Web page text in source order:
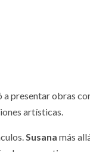
presentar obras
artísticas.
Susana más